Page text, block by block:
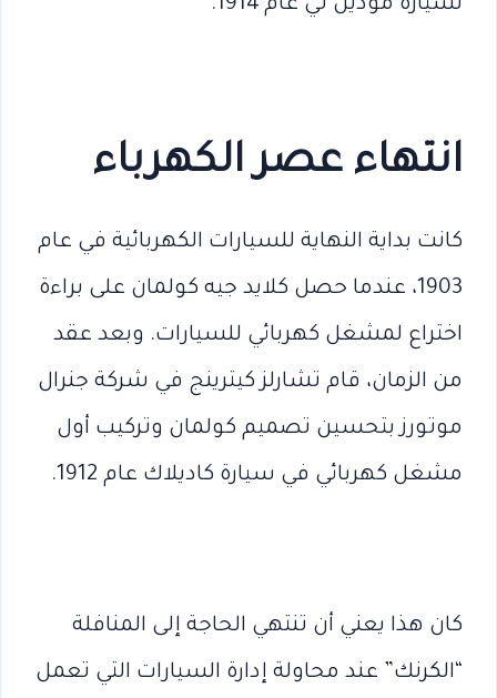
انتهاء عصر الكهرباء
كانت بداية النهاية للسيارات الكهربائية في عام
1903، عندما حصل كلايد جيه كولمان على براءة
اختراع لمشغل كهربائي للسيارات. وبعد عقد
من الزمان، قام تشارلز كيترينج في شركة جنرال
موتورز بتحسين تصميم كولمان وتركيب أول
مشغل كهربائي في سيارة كاديلاك عام 1912.
كان هذا يعني أن تنتهي الحاجة إلى المنافلة
“الكرنك” عند محاولة إدارة السيارات التي تعمل